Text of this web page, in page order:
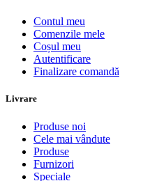
Contul meu
Comenzile mele
Coșul meu
Autentificare
Finalizare comandă
Livrare
Produse noi
Cele mai vândute
Produse
Furnizori
Speciale